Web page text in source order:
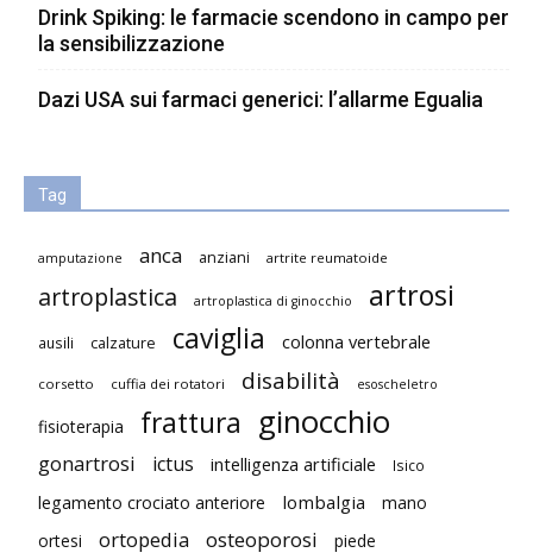
Drink Spiking: le farmacie scendono in campo per
la sensibilizzazione
Dazi USA sui farmaci generici: l’allarme Egualia
Tag
amputazione anca anziani artrite reumatoide
artroplastica artroplastica di ginocchio artrosi
ausili calzature caviglia colonna vertebrale
corsetto cuffia dei rotatori disabilità esoscheletro
fisioterapia frattura ginocchio
gonartrosi ictus intelligenza artificiale Isico
legamento crociato anteriore lombalgia
mano
ortesi
ortopedia osteoporosi piede